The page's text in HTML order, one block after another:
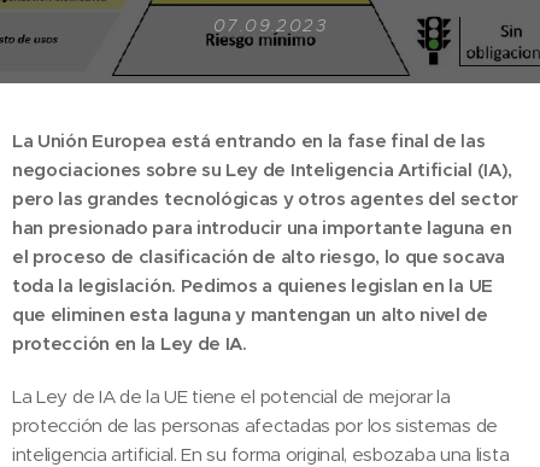
07.09.2023
La Unión Europea está entrando en la fase final de las
negociaciones sobre su Ley de Inteligencia Artificial (IA),
pero las grandes tecnológicas y otros agentes del sector
han presionado para introducir una importante laguna en
el proceso de clasificación de alto riesgo, lo que socava
toda la legislación. Pedimos a quienes legislan en la UE
que eliminen esta laguna y mantengan un alto nivel de
protección en la Ley de IA.
La Ley de IA de la UE tiene el potencial de mejorar la
protección de las personas afectadas por los sistemas de
inteligencia artificial. En su forma original, esbozaba una lista